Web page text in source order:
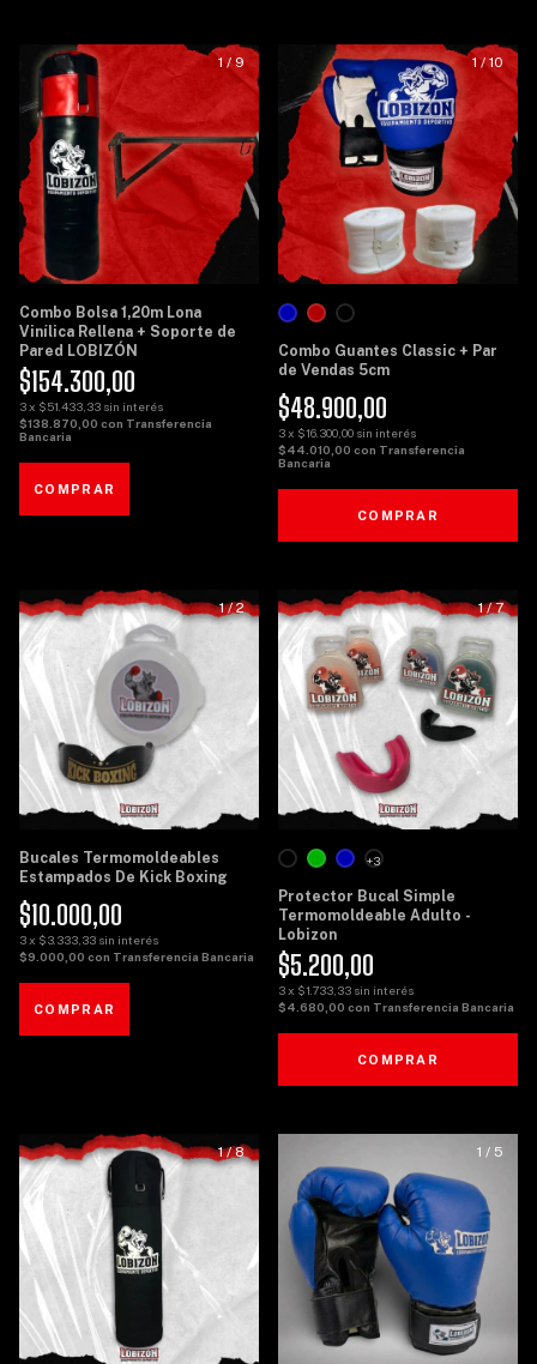
1/ 9
Combo Bolsa 1,20m Lona
Vinílica Rellena + Soporte de
Pared LOBIZÓN
$154.300,00
3x $51.433,33 sin interés
$138.870,00 con Transferencia
Bancaria
1/10
Combo Guantes Classic + Par
de Vendas 5cm
$48.900,00
3x $16.300,00 sin interés
$44.010,00 con Transferencia
Bancaria
COMPRAR
1/2
Bucales Termomoldeables
Estampados De Kick Boxing
$10.000,00
3x $3.333,33 sin interés
$9.000,00 con Transferencia Bancaria
1/7
Protector Bucal Simple
Termomoldeable Adulto -
Lobizon
$5.200,00
3x $1.733,33 sin interés
$4.680,00 con Transferencia Bancaria
+3
COMPRAR
1/8 1 / 5